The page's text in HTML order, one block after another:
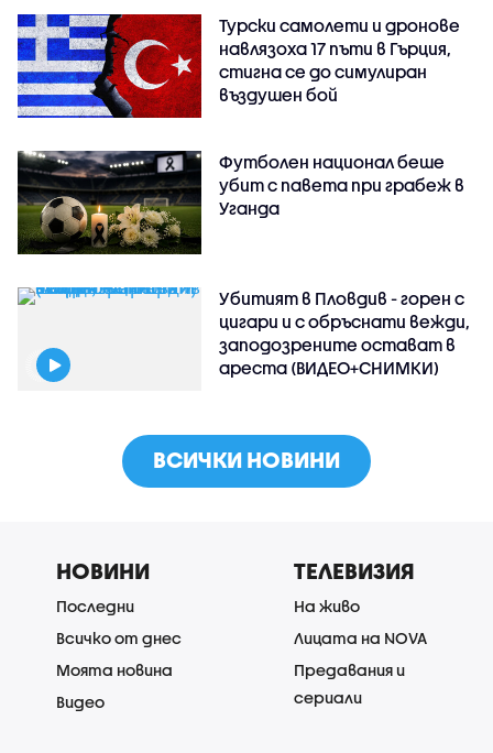
Турски самолети и дронове
навлязоха 17 пъти в Гърция,
стигна се до симулиран
въздушен бой
Футболен национал беше
убит с павета при грабеж в
Уганда
Убитият в Пловдив - горен с
цигари и с обръснати вежди,
заподозрените остават в
ареста (ВИДЕО+СНИМКИ)
ВСИЧКИ НОВИНИ
НОВИНИ
Последни
Всичко от днес
Моята новина
Видео
ТЕЛЕВИЗИЯ
На живо
Лицата на NOVA
Предавания и
сериали